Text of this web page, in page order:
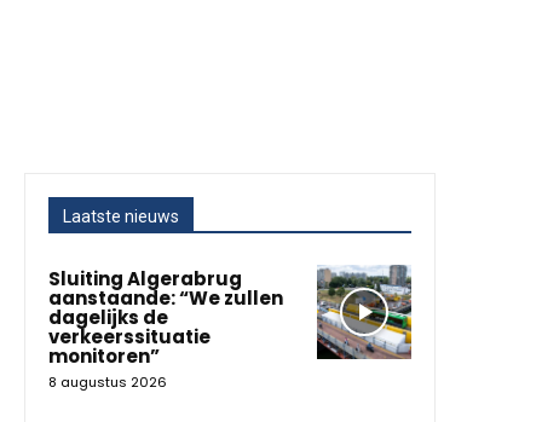
Laatste nieuws
Sluiting Algerabrug
aanstaande: “We zullen
dagelijks de
verkeerssituatie
monitoren”
8 augustus 2026